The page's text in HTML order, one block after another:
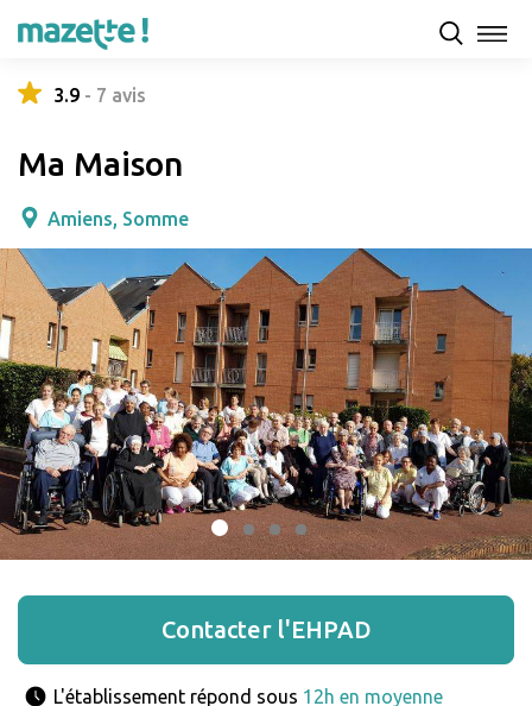
3.9 - 7 avis
Ma Maison
Amiens, Somme
Contacter l'EHPAD
L'établissement répond sous 12h en moyenne